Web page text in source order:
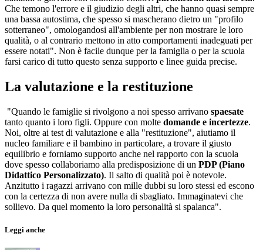
Che temono l'errore e il giudizio degli altri, che hanno quasi sempre
una bassa autostima, che spesso si mascherano dietro un "profilo
sotterraneo", omologandosi all'ambiente per non mostrare le loro
qualità, o al contrario mettono in atto comportamenti inadeguati per
essere notati". Non è facile dunque per la famiglia o per la scuola
farsi carico di tutto questo senza supporto e linee guida precise.
La valutazione e la restituzione
"Quando le famiglie si rivolgono a noi spesso arrivano spaesate
tanto quanto i loro figli. Oppure con molte domande e incertezze.
Noi, oltre ai test di valutazione e alla "restituzione", aiutiamo il
nucleo familiare e il bambino in particolare, a trovare il giusto
equilibrio e forniamo supporto anche nel rapporto con la scuola
dove spesso collaboriamo alla predisposizione di un PDP (Piano
Didattico Personalizzato). Il salto di qualità poi è notevole.
Anzitutto i ragazzi arrivano con mille dubbi su loro stessi ed escono
con la certezza di non avere nulla di sbagliato. Immaginatevi che
sollievo. Da quel momento la loro personalità si spalanca".
Leggi anche